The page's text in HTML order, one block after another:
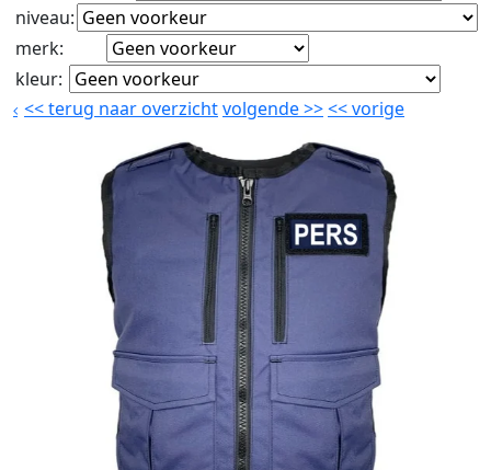
niveau:
merk:
kleur:
<<terug naar overzichtvolgende>><<vorige